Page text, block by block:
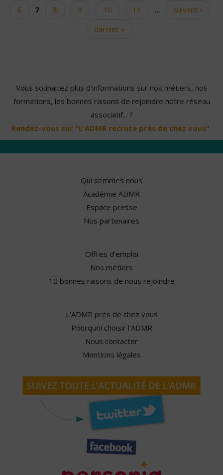
6
7 8 9 10 11 …
suivant ›
dernier »
Vous souhaitez plus d'informations sur nos métiers, nos
formations, les bonnes raisons de rejoindre notre réseau
associatif... ?
Rendez-vous sur "L'ADMR recrute près de chez vous".
Qui sommes nous
Académie ADMR
Espace presse
Nos partenaires
Offres d'emploi
Nos métiers
10 bonnes raisons de nous rejoindre
L'ADMR près de chez vous
Pourquoi choisir l'ADMR
Nous contacter
Mentions légales